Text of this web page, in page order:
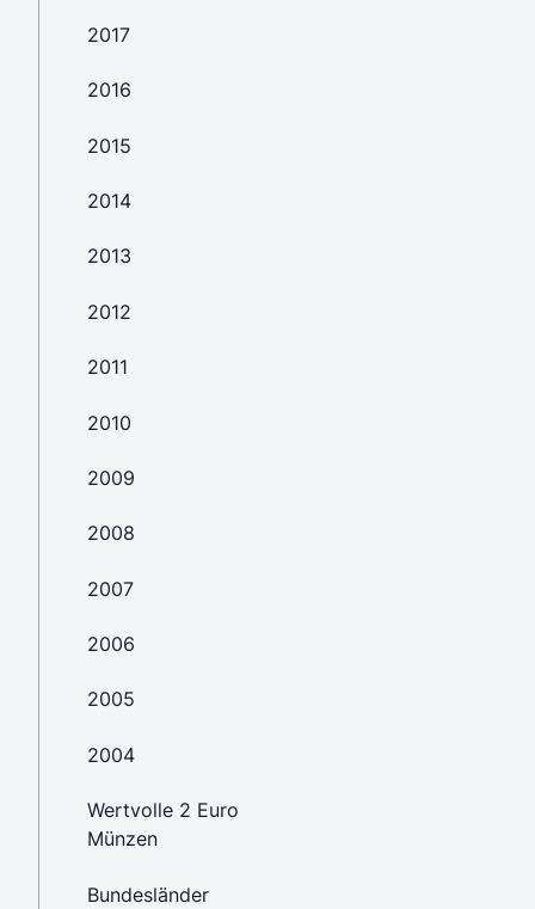
2017
2016
2015
2014
2013
2012
2011
2010
2009
2008
2007
2006
2005
2004
Wertvolle 2 Euro
Münzen
Bundesländer